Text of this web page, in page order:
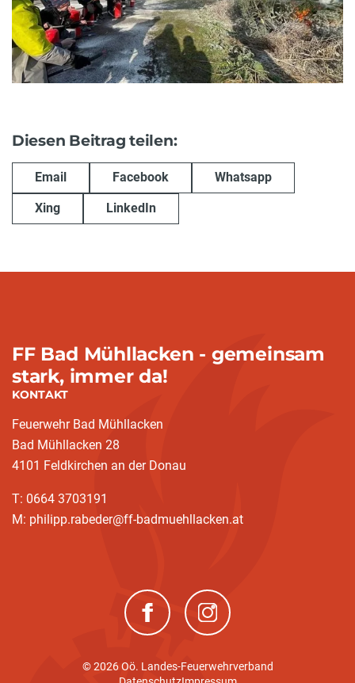
Diesen Beitrag teilen:
Email Facebook Whatsapp
Xing LinkedIn
FF Bad Mühllacken - gemeinsam
stark, immer da!
KONTAKT
Feuerwehr Bad Mühllacken
Bad Mühllacken 28
4101 Feldkirchen an der Donau
T: 0664 3703191
M: philipp.rabeder@ff-badmuehllacken.at
(neues Fenster)(neues Fenster)
© 2026 Oö. Landes-Feuerwehrverband